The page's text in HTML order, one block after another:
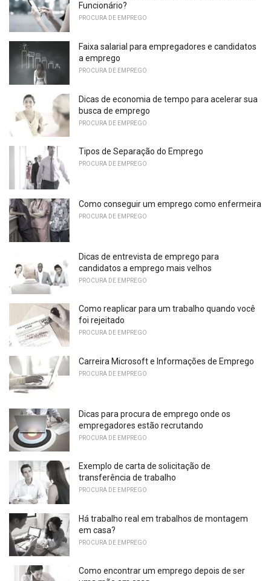
Funcionário?
PROCURA DE EMPREGO
Faixa salarial para empregadores e candidatos
a emprego
PROCURA DE EMPREGO
Dicas de economia de tempo para acelerar sua
busca de emprego
PROCURA DE EMPREGO
Tipos de Separação do Emprego
PROCURA DE EMPREGO
Como conseguir um emprego como enfermeira
PROCURA DE EMPREGO
Dicas de entrevista de emprego para
candidatos a emprego mais velhos
PROCURA DE EMPREGO
Como reaplicar para um trabalho quando você
foi rejeitado
PROCURA DE EMPREGO
Carreira Microsoft e Informações de Emprego
PROCURA DE EMPREGO
Dicas para procura de emprego onde os
empregadores estão recrutando
PROCURA DE EMPREGO
Exemplo de carta de solicitação de
transferência de trabalho
PROCURA DE EMPREGO
Há trabalho real em trabalhos de montagem
em casa?
PROCURA DE EMPREGO
Como encontrar um emprego depois de ser